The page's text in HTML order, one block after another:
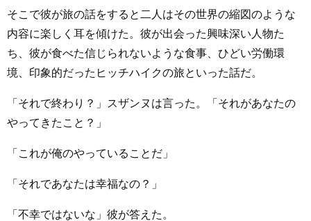
そこで彼が旅の話をすると二人はその世界の縮図のような
内容に楽しく耳を傾けた。彼が出会った興味深い人物た
ち、彼が食べた信じられないような食事、ひどい労働環
境、印象的だったヒッチハイクの旅といった話だ。
「それで終わり？」スザンヌは言った。「それがあなたの
やってきたこと？」
「これが俺のやっていることだ」
「それであなたは幸福なの？」
「不幸ではないな」彼が答えた。